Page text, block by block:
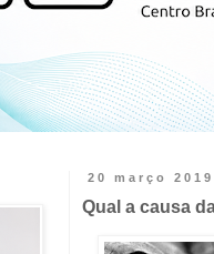
20 março 2019
Qual a causa